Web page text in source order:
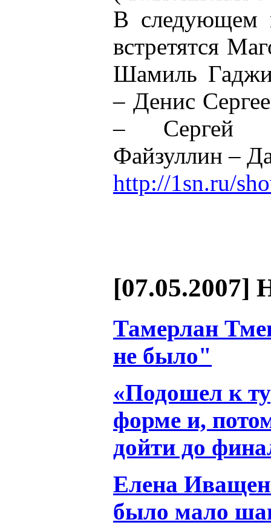
В следующем
встретятся
Шамиль
– Денис
– Сергей
Файзуллин –
http://1sn.ru/
[07.05.2007]
Тамерлан
не было"
«Подошел к
форме и,
дойти до
Елена
было мало